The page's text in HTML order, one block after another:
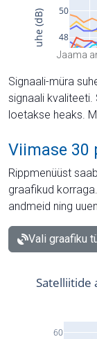
Jaama
Signaali-müra
signaali
loetakse heaks.
Viimase 30
Rippmenüüst
graafikud
andmeid ning
Vali graafiku
60
Satelliitide